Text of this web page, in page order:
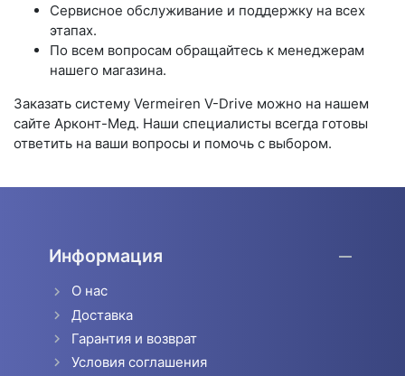
Сервисное обслуживание и поддержку на всех
этапах.
По всем вопросам обращайтесь к менеджерам
нашего магазина.
Заказать систему Vermeiren V-Drive можно на нашем
сайте Арконт-Мед. Наши специалисты всегда готовы
ответить на ваши вопросы и помочь с выбором.
Информация
О нас
Доставка
Гарантия и возврат
Условия соглашения